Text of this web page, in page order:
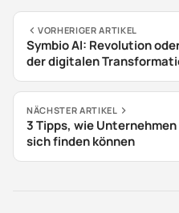
VORHERIGER ARTIKEL
Symbio AI: Revolution
der digitalen
NÄCHSTER ARTIKEL
3 Tipps, wie
sich finden können